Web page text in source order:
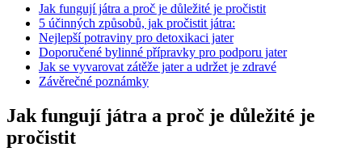
Jak fungují játra a proč je důležité je pročistit
5 účinných způsobů, jak pročistit játra:
Nejlepší potraviny pro detoxikaci jater
Doporučené bylinné přípravky pro podporu jater
Jak se vyvarovat zátěže jater a udržet je zdravé
Závěrečné poznámky
Jak fungují játra a proč je důležité je
pročistit